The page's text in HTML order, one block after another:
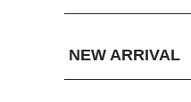
NEW ARRIVAL